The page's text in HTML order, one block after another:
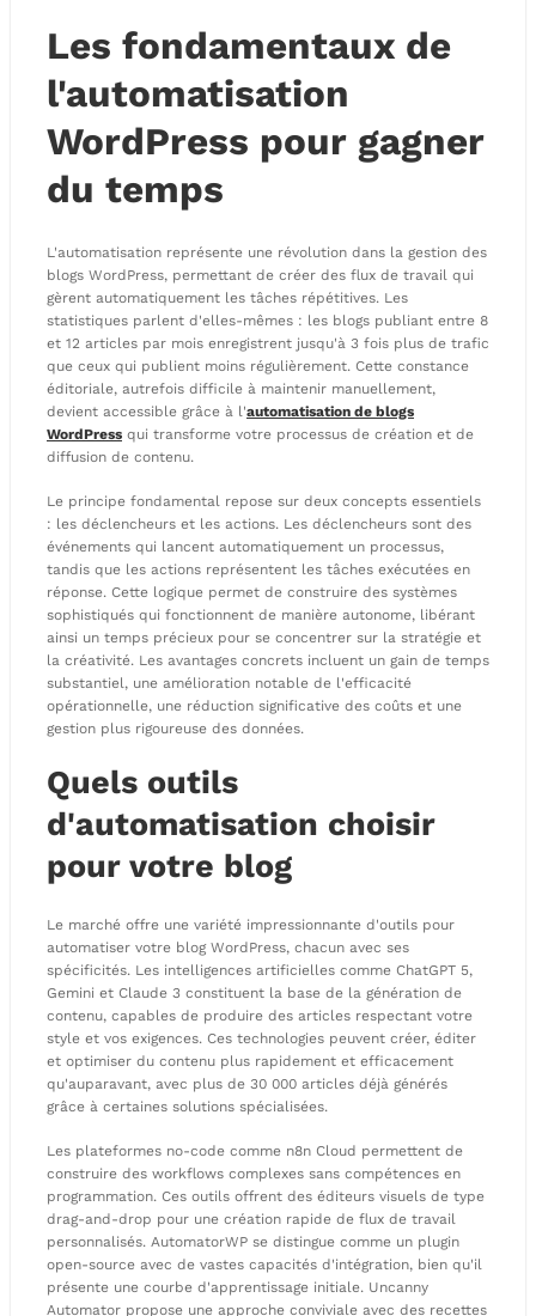
Les fondamentaux de
l'automatisation
WordPress pour gagner
du temps
L'automatisation représente une révolution dans la gestion des
blogs WordPress, permettant de créer des flux de travail qui
gèrent automatiquement les tâches répétitives. Les
statistiques parlent d'elles-mêmes : les blogs publiant entre 8
et 12 articles par mois enregistrent jusqu'à 3 fois plus de trafic
que ceux qui publient moins régulièrement. Cette constance
éditoriale, autrefois difficile à maintenir manuellement,
devient accessible grâce à l'automatisation de blogs
WordPress qui transforme votre processus de création et de
diffusion de contenu.
Le principe fondamental repose sur deux concepts essentiels
: les déclencheurs et les actions. Les déclencheurs sont des
événements qui lancent automatiquement un processus,
tandis que les actions représentent les tâches exécutées en
réponse. Cette logique permet de construire des systèmes
sophistiqués qui fonctionnent de manière autonome, libérant
ainsi un temps précieux pour se concentrer sur la stratégie et
la créativité. Les avantages concrets incluent un gain de temps
substantiel, une amélioration notable de l'efficacité
opérationnelle, une réduction significative des coûts et une
gestion plus rigoureuse des données.
Quels outils
d'automatisation choisir
pour votre blog
Le marché offre une variété impressionnante d'outils pour
automatiser votre blog WordPress, chacun avec ses
spécificités. Les intelligences artificielles comme ChatGPT 5,
Gemini et Claude 3 constituent la base de la génération de
contenu, capables de produire des articles respectant votre
style et vos exigences. Ces technologies peuvent créer, éditer
et optimiser du contenu plus rapidement et efficacement
qu'auparavant, avec plus de 30 000 articles déjà générés
grâce à certaines solutions spécialisées.
Les plateformes no-code comme n8n Cloud permettent de
construire des workflows complexes sans compétences en
programmation. Ces outils offrent des éditeurs visuels de type
drag-and-drop pour une création rapide de flux de travail
personnalisés. AutomatorWP se distingue comme un plugin
open-source avec de vastes capacités d'intégration, bien qu'il
présente une courbe d'apprentissage initiale. Uncanny
Automator propose une approche conviviale avec des recettes